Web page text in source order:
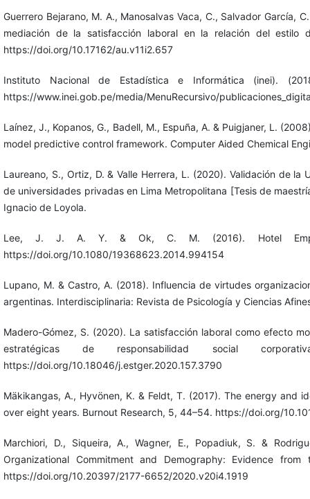
Guerrero Bejarano, M. A., Manosalvas Vaca, C., Salvador García,
mediación de la satisfacción laboral en la relación del estilo
https://doi.org/10.17162/au.v11i2.657
Instituto Nacional de Estadística e Informática (inei).
https://www.inei.gob.pe/media/MenuRecursivo/
Laínez, J., Kopanos, G., Badell, M., Espuña, A. & Puigjaner, L.
model predictive control framework. Computer Aided Chemical
Laureano, S., Ortiz, D. & Valle Herrera, L. (2020). Validación de
de universidades privadas en Lima Metropolitana [Tesis de
Ignacio de Loyola.
Lee, J. J. A. Y. & Ok, C. M. (2016). Hotel
https://doi.org/10.1080/19368623.2014.994154
Lupano, M. & Castro, A. (2018). Influencia de virtudes
argentinas. Interdisciplinaria: Revista de Psicología y Ciencias
Madero-Gómez, S. (2020). La satisfacción laboral como efecto
estratégicas de responsabilidad social
https://doi.org/10.18046/j.estger.2020.157.3790
Mäkikangas, A., Hyvönen, K. & Feldt, T. (2017). The energy and
over eight years. Burnout Research, 5, 44–54. https://doi.org/
Marchiori, D., Siqueira, A., Wagner, E., Popadiuk, S. &
Organizational Commitment and Demography: Evidence
https://doi.org/10.20397/2177-6652/2020.v20i4.1919